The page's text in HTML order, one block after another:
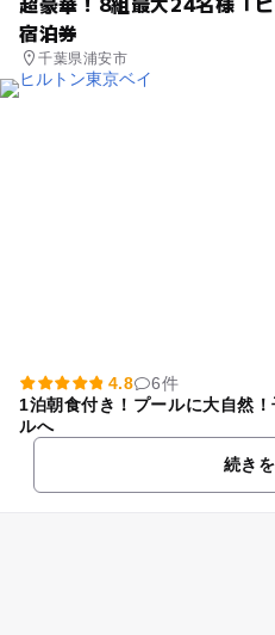
宿泊券
千葉県浦安市
4.8
6件
1泊朝食付き！プールに大自然
ルへ
続き